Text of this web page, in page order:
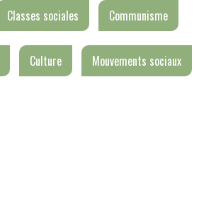
Classes sociales Communisme
Culture Mouvements sociaux